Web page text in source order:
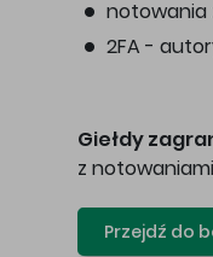
notowania
2FA -
Giełdy
z
Przejdź do